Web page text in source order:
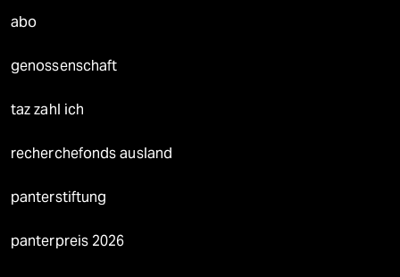
abo
genossenschaft
taz zahl ich
recherchefonds ausland
panterstiftung
panterpreis 2026